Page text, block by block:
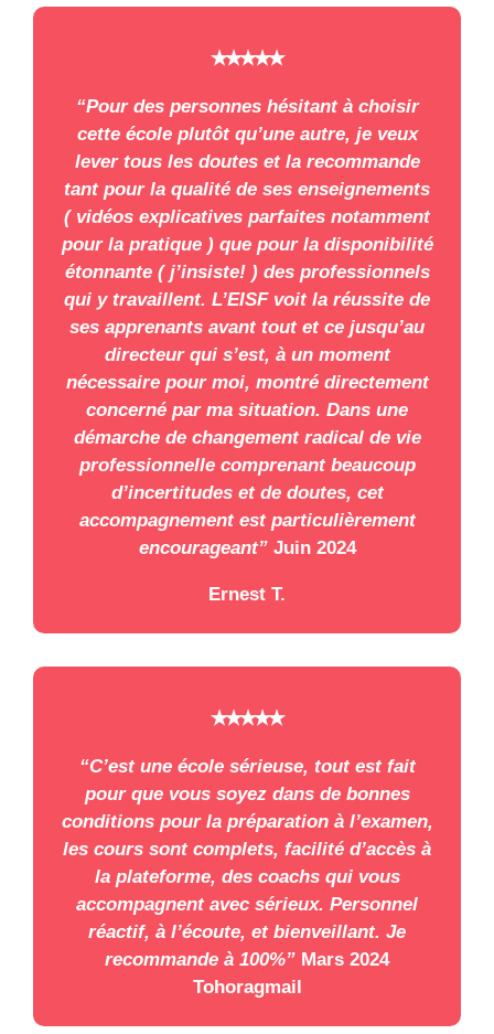
⭑⭑⭑⭑⭑
“Pour des personnes hésitant à choisir
cette école plutôt qu’une autre, je veux
lever tous les doutes et la recommande
tant pour la qualité de ses enseignements
( vidéos explicatives parfaites notamment
pour la pratique ) que pour la disponibilité
étonnante ( j’insiste! ) des professionnels
qui y travaillent. L’EISF voit la réussite de
ses apprenants avant tout et ce jusqu’au
directeur qui s’est, à un moment
nécessaire pour moi, montré directement
concerné par ma situation. Dans une
démarche de changement radical de vie
professionnelle comprenant beaucoup
d’incertitudes et de doutes, cet
accompagnement est particulièrement
encourageant”Juin 2024
Ernest T.
⭑⭑⭑⭑⭑
“C’est une école sérieuse, tout est fait
pour que vous soyez dans de bonnes
conditions pour la préparation à l’examen,
les cours sont complets, facilité d’accès à
la plateforme, des coachs qui vous
accompagnent avec sérieux. Personnel
réactif, à l’écoute, et bienveillant. Je
recommande à 100%” Mars 2024
Tohoragmail